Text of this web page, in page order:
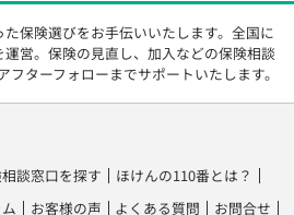
保険選びをお手伝いいたします。全国に
営。保険の見直し、加入などの保険相談
ターフォローまでサポートいたします。
談窓口を探す
ほけんの110番とは？
お客様の声 よくある質問 お問合せ